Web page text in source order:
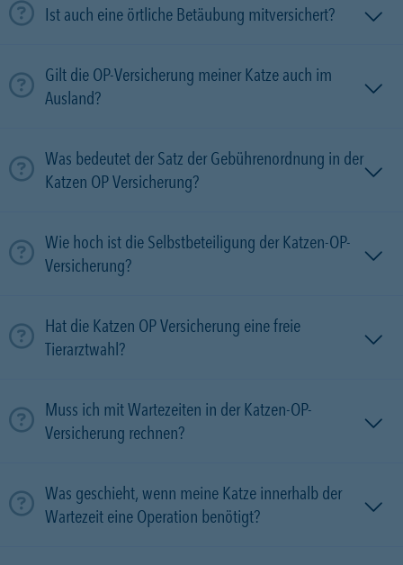
Ist auch eine örtliche Betäubung mitversichert?
Gilt die OP-Versicherung meiner Katze auch im
Ausland?
Was bedeutet der Satz der Gebührenordnung in der
Katzen OP Versicherung?
Wie hoch ist die Selbstbeteiligung der Katzen-OP-
Versicherung?
Hat die Katzen OP Versicherung eine freie
Tierarztwahl?
Muss ich mit Wartezeiten in der Katzen-OP-
Versicherung rechnen?
Was geschieht, wenn meine Katze innerhalb der
Wartezeit eine Operation benötigt?